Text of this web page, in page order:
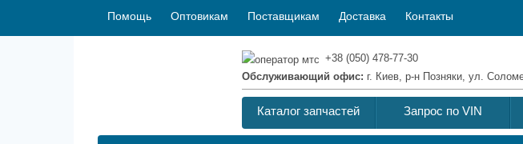
Помощь Оптовикам Поставщикам Доставка Контакты
+38 (050) 478-77-30
Обслуживающий офис: г. Киев, р-н Позняки, ул.
Каталог запчастей Запрос по VIN